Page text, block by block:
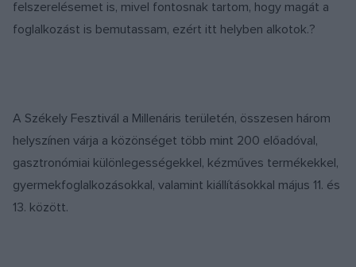
felszerelésemet is, mivel fontosnak tartom, hogy magát a
foglalkozást is bemutassam, ezért itt helyben alkotok.?
A Székely Fesztivál a Millenáris területén, összesen három
helyszínen várja a közönséget több mint 200 előadóval,
gasztronómiai különlegességekkel, kézműves termékekkel,
gyermekfoglalkozásokkal, valamint kiállításokkal május 11. és
13. között.